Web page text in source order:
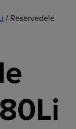
/ Reservedele